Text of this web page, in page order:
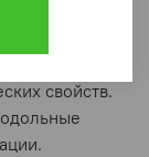
а
свойств.